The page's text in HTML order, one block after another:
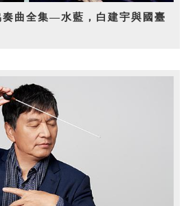
曲全集—水藍，白建宇與國臺